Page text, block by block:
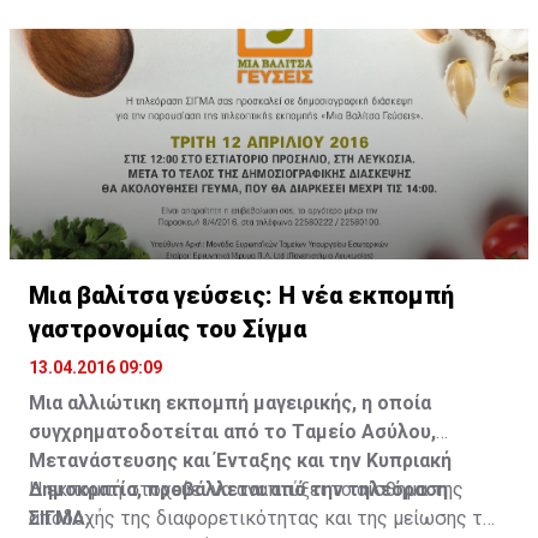
ποδηλάτες, προσθέτοντας έτσι από το παρελθόν και
την ιστορία της ποδηλασίας από παλαιότερες εποχές.
από τα χνάρια (ή στη προκειμένη περίπτωση από τους
ποδηλατικούς τροχούς, αποδεικνύοντας την
ολοκλήρωση του ταξιδιού).
Μια βαλίτσα γεύσεις: Η νέα εκπομπή
γαστρονομίας του Σίγμα
13.04.2016 09:09
Μια αλλιώτικη εκπομπή μαγειρικής, η οποία
συγχρηματοδοτείται από το Tαμείο Ασύλου,
Μετανάστευσης και Ένταξης και την Κυπριακή
Δημοκρατία, προβάλλεται από την τηλεόραση
ΣΙΓΜΑ.
Η εκπομπή στοχεύει να αναπτύξει το αίσθημα της
αποδοχής της διαφορετικότητας και της μείωσης των